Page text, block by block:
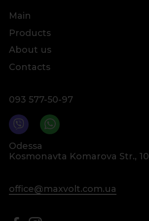
Main
Products
About us
Contacts
093 577-50-97
Odessa
Kosmonavta Komarova Str., 10
office@maxvolt.com.ua